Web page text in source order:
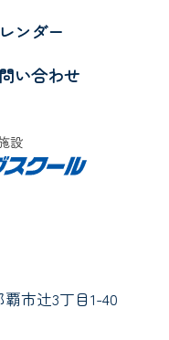
ンダー
い合わせ
設
市辻3丁目1-40